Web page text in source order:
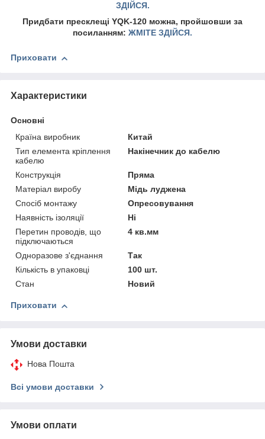
ЗДІЙСЯ.
Придбати пресклещі YQK-120 можна, пройшовши за
посиланням: ЖМІТЕ ЗДІЙСЯ.
Приховати
Характеристики
Основні
Країна виробник
Китай
Тип елемента кріплення
кабелю
Накінечник до кабелю
Конструкція
Пряма
Матеріал виробу
Мідь луджена
Спосіб монтажу
Опресовування
Наявність ізоляції
Ні
Перетин проводів, що
підключаються
4 кв.мм
Одноразове з'єднання
Так
Кількість в упаковці
100 шт.
Стан
Новий
Приховати
Умови доставки
Нова Пошта
Всі умови доставки
Умови оплати